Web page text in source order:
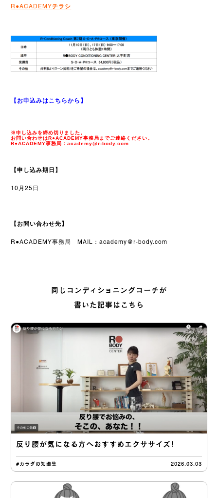
R●ACADEMYチラシ
【お申込みはこちらから】
※申し込みを締め切りました。
お問い合わせはR●ACADEMY事務局までご連絡ください。
R●ACADEMY事務局：academy@r-body.com
【申し込み期日】
10月25日
【お問い合わせ先】
R●ACADEMY事務局 MAIL：academy@r-body.com
同じコンディショニングコーチが
書いた記事はこちら
反り腰が気になる方へおすすめエクササイズ！
#カラダの知識集 2026.03.03